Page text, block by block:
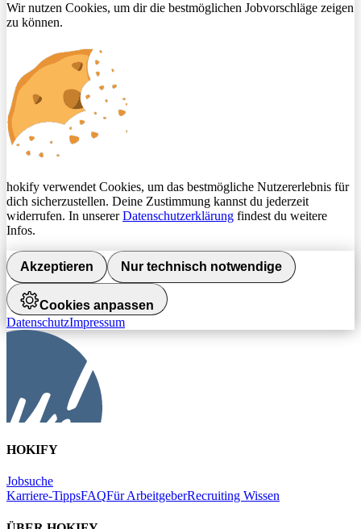
Wir nutzen Cookies, um dir die bestmöglichen Jobvorschläge zeigen
zu können.
hokify verwendet Cookies, um das bestmögliche Nutzererlebnis für
dich sicherzustellen. Deine Zustimmung kannst du jederzeit
widerrufen. In unsererDatenschutzerklärung findest du weitere
Infos.
Akzeptieren Nur technisch notwendige
Cookies anpassen
DatenschutzImpressum
HOKIFY
Jobsuche
Karriere-TippsFAQFür ArbeitgeberRecruiting Wissen